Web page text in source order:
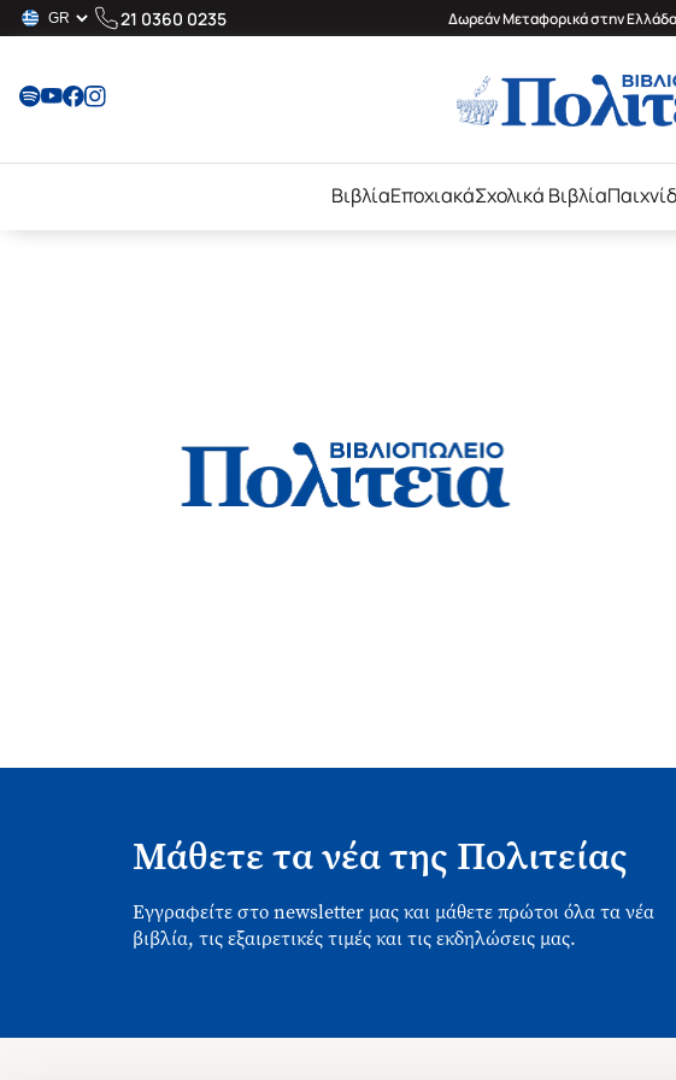
21 0360 0235 Δωρεάν Μεταφορικά στην
ΒιβλίαΕποχιακάΣχολικά Βιβλία
Μάθετε τα νέα της Πολιτείας
Εγγραφείτε στο newsletter μας και μάθετε πρώτοι όλα τα νέα
βιβλία, τις εξαιρετικές τιμές και τις εκδηλώσεις μας.